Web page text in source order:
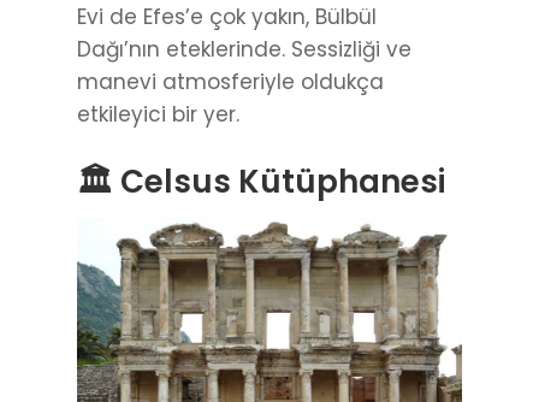
Evi de Efes’e çok yakın, Bülbül
Dağı’nın eteklerinde. Sessizliği ve
manevi atmosferiyle oldukça
etkileyici bir yer.
🏛 Celsus Kütüphanesi